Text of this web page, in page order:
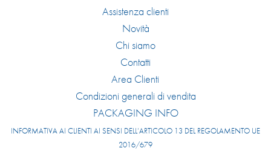
Assistenza clienti
Novità
Chi siamo
Contatti
Area Clienti
Condizioni generali di vendita
PACKAGING INFO
INFORMATIVA AI CLIENTI AI SENSI DELL’ARTICOLO 13 DEL REGOLAMENTO UE
2016/679